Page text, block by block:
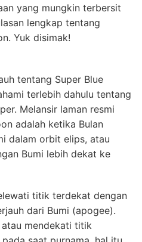
yang mungkin terbersit
lengkap tentang
Yuk disimak!
tentang Super Blue
terlebih dahulu tentang
Melansir laman resmi
adalah ketika Bulan
dalam orbit elips, atau
Bumi lebih dekat ke
titik terdekat dengan
dari Bumi (apogee).
atau mendekati titik